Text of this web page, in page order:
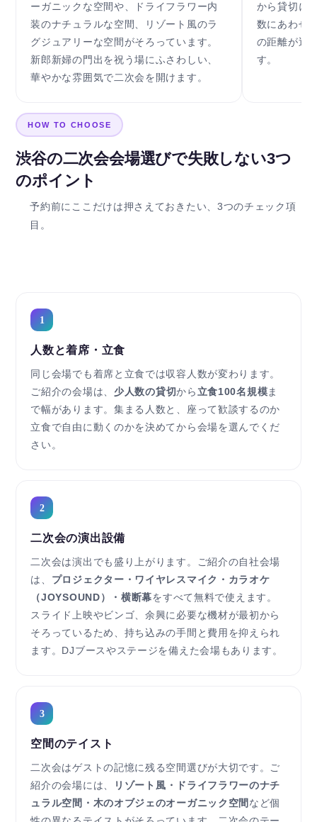
ーガニックな空間や、ドライフラワー内
装のナチュラルな空間、リゾート風のラ
グジュアリーな空間がそろっています。
新郎新婦の門出を祝う場にふさわしい、
華やかな雰囲気で二次会を開けます。
から貸切に
数にあわせ
の距離が近
す。
HOW TO CHOOSE
渋谷の二次会会場選びで失敗しない3つ
のポイント
予約前にここだけは押さえておきたい、3つのチェック項
目。
1
人数と着席・立食
同じ会場でも着席と立食では収容人数が変わります。
ご紹介の会場は、 少人数の貸切から 立食100名規模ま
で幅があります。集まる人数と、座って歓談するのか
立食で自由に動くのかを決めてから会場を選んでくだ
さい。
2
二次会の演出設備
二次会は演出でも盛り上がります。ご紹介の自社会場
は、 プロジェクター・ワイヤレスマイク・カラオケ
（JOYSOUND）・横断幕をすべて無料で使えます。
スライド上映やビンゴ、余興に必要な機材が最初から
そろっているため、持ち込みの手間と費用を抑えられ
ます。DJブースやステージを備えた会場もあります。
3
空間のテイスト
二次会はゲストの記憶に残る空間選びが大切です。ご
紹介の会場には、
リゾート風・ドライフラワーのナチ
ュラル空間・木のオブジェのオーガニック空間 など個